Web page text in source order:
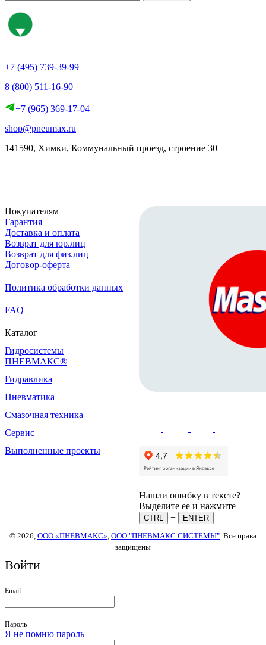
+7 (495) 739-39-99
8 (800) 511-16-90
+7 (965) 369-17-04
shop@pneumax.ru
141590, Химки, Коммунальный проезд, строение 30
Покупателям
Гарантия
Доставка и оплата
Возврат для юр.лиц
Возврат для физ.лиц
Договор-оферта
Политика обработки данных
FAQ
Каталог
Гидросистемы
ПНЕВМАКС®
Гидравлика
Пневматика
Смазочная техника
Сервис
Выполненные проекты
Нашли ошибку в тексте?
Выделите ее и нажмите
CTRL +
ENTER
© 2026, ООО «ПНЕВМАКС» ООО "ПНЕВМАКС СИСТЕМЫ" . Все права
защищены
Войти
Email
Пароль
Я не помню пароль